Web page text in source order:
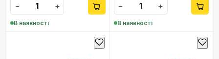
−
+
В наявності
−
+
В наявності